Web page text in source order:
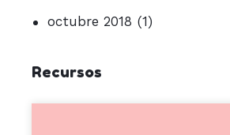
octubre 2018 (1)
Recursos